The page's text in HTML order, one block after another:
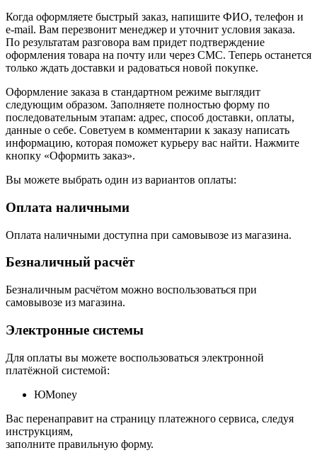
Когда оформляете быстрый заказ, напишите ФИО, телефон и
e-mail. Вам перезвонит менеджер и уточнит условия заказа.
По результатам разговора вам придет подтверждение
оформления товара на почту или через СМС. Теперь останется
только ждать доставки и радоваться новой покупке.
Оформление заказа в стандартном режиме выглядит
следующим образом. Заполняете полностью форму по
последовательным этапам: адрес, способ доставки, оплаты,
данные о себе. Советуем в комментарии к заказу написать
информацию, которая поможет курьеру вас найти. Нажмите
кнопку «Оформить заказ».
Вы можете выбрать один из вариантов оплаты:
Оплата наличными
Оплата наличными доступна при самовывозе из магазина.
Безналичный расчёт
Безналичным расчётом можно воспользоваться при
самовывозе из магазина.
Электронные системы
Для оплаты вы можете воспользоваться электронной
платёжной системой:
ЮMoney
Вас перенаправит на страницу платежного сервиса, следуя
инструкциям,
заполните правильную форму.